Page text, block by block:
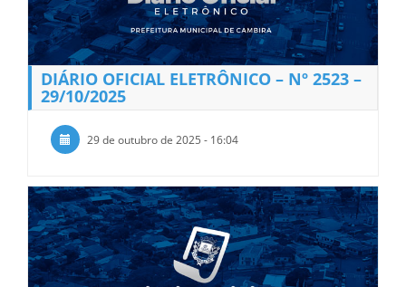
DIÁRIO OFICIAL ELETRÔNICO – Nº 2523 –
29/10/2025
29 de outubro de 2025 - 16:04